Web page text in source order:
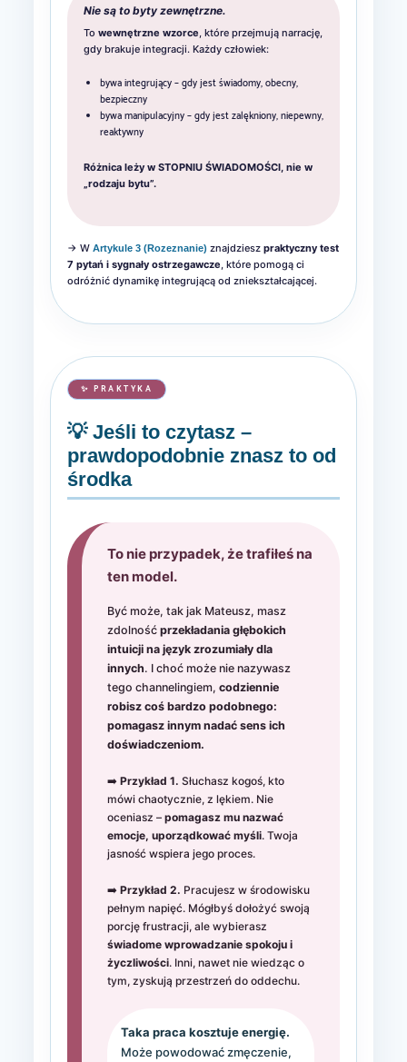
Nie są to byty zewnętrzne.
To wewnętrzne wzorce, które przejmują narrację,
gdy brakuje integracji. Każdy człowiek:
bywa integrujący – gdy jest świadomy, obecny,
bezpieczny
bywa manipulacyjny – gdy jest zalękniony, niepewny,
reaktywny
Różnica leży w STOPNIU ŚWIADOMOŚCI, nie w
„rodzaju bytu”.
→ W Artykule 3 (Rozeznanie) znajdziesz praktyczny test
7 pytań i sygnały ostrzegawcze, które pomogą ci
odróżnić dynamikę integrującą od zniekształcającej.
✨ PRAKTYKA
💡 Jeśli to czytasz –
prawdopodobnie znasz to od
środka
To nie przypadek, że trafiłeś na
ten model.
Być może, tak jak Mateusz, masz
zdolność przekładania głębokich
intuicji na język zrozumiały dla
innych. I choć może nie nazywasz
tego channelingiem, codziennie
robisz coś bardzo podobnego:
pomagasz innym nadać sens ich
doświadczeniom.
➡️ Przykład 1. Słuchasz kogoś, kto
mówi chaotycznie, z lękiem. Nie
oceniasz – pomagasz mu nazwać
emocje, uporządkować myśli. Twoja
jasność wspiera jego proces.
➡️ Przykład 2. Pracujesz w środowisku
pełnym napięć. Mógłbyś dołożyć swoją
porcję frustracji, ale wybierasz
świadome wprowadzanie spokoju i
życzliwości. Inni, nawet nie wiedząc o
tym, zyskują przestrzeń do oddechu.
Taka praca kosztuje energię.
Może powodować zmęczenie,